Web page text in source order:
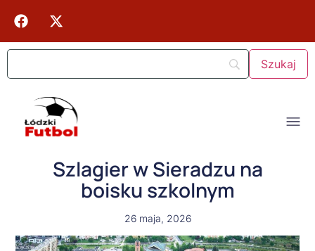
Szlagier w Sieradzu na
boisku szkolnym
26 maja, 2026